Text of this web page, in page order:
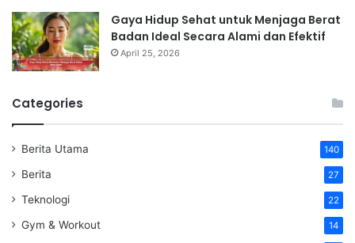
Gaya Hidup Sehat untuk Menjaga Berat
Badan Ideal Secara Alami dan Efektif
April 25, 2026
Categories
Berita Utama 140
Berita 27
Teknologi 22
Gym & Workout 14